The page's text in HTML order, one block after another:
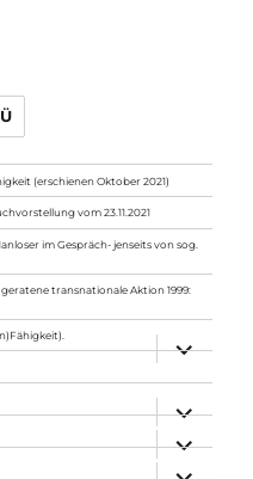
(erschienen Oktober 2021)
vom 23.11.2021
im Gespräch- jenseits von sog.
transnationale Aktion 1999:
anzeigen
anzeigen
anzeigen